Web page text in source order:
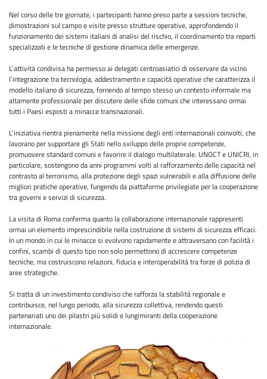
Nel corso delle tre giornate, i partecipanti hanno preso parte a sessioni tecniche,
dimostrazioni sul campo e visite presso strutture operative, approfondendo il
funzionamento dei sistemi italiani di analisi del rischio, il coordinamento tra reparti
specializzati e le tecniche di gestione dinamica delle emergenze.
L’attività condivisa ha permesso ai delegati centroasiatici di osservare da vicino
l’integrazione tra tecnologia, addestramento e capacità operative che caratterizza il
modello italiano di sicurezza, fornendo al tempo stesso un contesto informale ma
altamente professionale per discutere delle sfide comuni che interessano ormai
tutti i Paesi esposti a minacce transnazionali.
L’iniziativa rientra pienamente nella missione degli enti internazionali coinvolti, che
lavorano per supportare gli Stati nello sviluppo delle proprie competenze,
promuovere standard comuni e favorire il dialogo multilaterale. UNOCT e UNICRI, in
particolare, sostengono da anni programmi volti al rafforzamento delle capacità nel
contrasto al terrorismo, alla protezione degli spazi vulnerabili e alla diffusione delle
migliori pratiche operative, fungendo da piattaforme privilegiate per la cooperazione
tra governi e servizi di sicurezza.
La visita di Roma conferma quanto la collaborazione internazionale rappresenti
ormai un elemento imprescindibile nella costruzione di sistemi di sicurezza efficaci.
In un mondo in cui le minacce si evolvono rapidamente e attraversano con facilità i
confini, scambi di questo tipo non solo permettono di accrescere competenze
tecniche, ma costruiscono relazioni, fiducia e interoperabilità tra forze di polizia di
aree strategiche.
Si tratta di un investimento condiviso che rafforza la stabilità regionale e
contribuisce, nel lungo periodo, alla sicurezza collettiva, rendendo questi
partenariati uno dei pilastri più solidi e lungimiranti della cooperazione
internazionale.